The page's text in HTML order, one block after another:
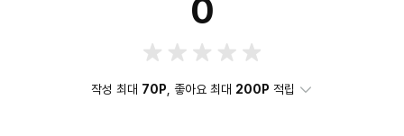
0
작성 최대 70P , 좋아요 최대 200P 적립